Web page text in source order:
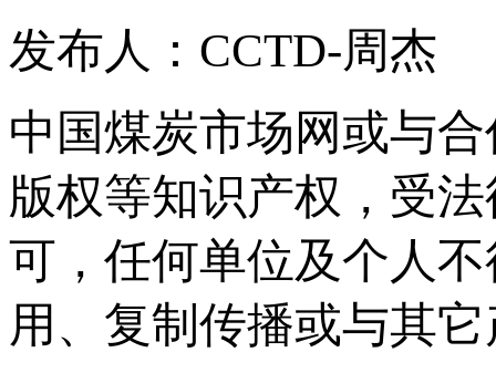
发布人：CCTD-周杰
中国煤炭市场网或与
版权等知识产权，受
可，任何单位及个人
用、复制传播或与其